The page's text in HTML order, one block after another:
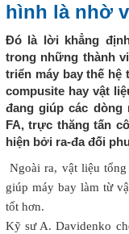
hình là nhờ
Đó là lời khẳng
trong những thành
triển máy bay thế hệ
compusite hay vật
đang giúp các dòng
FA, trực thăng tấn
hiện bởi ra-đa đối
Ngoài ra, vật liệu
giúp máy bay làm từ
tốt hơn.
Kỹ sư A. Davidenko